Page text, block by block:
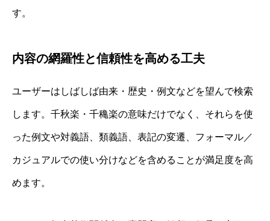
す。
内容の網羅性と信頼性を高める工夫
ユーザーはしばしば由来・歴史・例文などを望んで検索
します。千秋楽・千穐楽の意味だけでなく、それらを使
った例文や対義語、類義語、表記の変遷、フォーマル／
カジュアルでの使い分けなどを含めることが満足度を高
めます。